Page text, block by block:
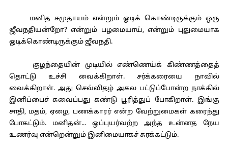
மனித சமுதாயம் என்றும் ஓடிக் கொண்டிருக்கும் ஒரு
ஜீவநதியன்றோ? என்றும் பழமையாய், என்றும் புதுமையாக
ஓடிக்கொண்டிருக்கும் ஜீவநதி.
குழந்தையின் முடியில் எண்ணெய்க் கிண்ணத்தைத்
தொட்டு உச்சி வைக்கிறாள். சர்க்கரையை நாவில்
வைக்கிறாள். அது செவ்விதழ் அகல பட்டுப்போன்ற நாக்கில்
இனிப்பைச் சுவைப்பது கண்டு பூரித்துப் போகிறாள். இங்கு
சாதி, மதம், ஏழை, பணக்காரர் என்ற வேற்றுமைகள் கரைந்து
போகட்டும். மனிதன்... ஒப்புயர்வற்ற அந்த உன்னத நேய
உணர்வு என்றென்றும் இனிமையாகச் சுரக்கட்டும்.